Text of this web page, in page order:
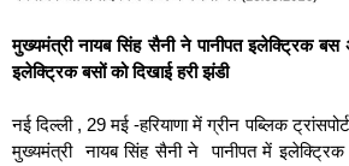
मुख्यमंत्री नायब सिंह सैनी ने पानीपत इलेक्ट्रिक
इलेक्ट्रिक बसों को दिखाई हरी झंडी
नई दिल्ली , 29 मई -हरियाणा में ग्रीन पब्लिक
मुख्यमंत्री नायब सिंह सैनी ने पानीपत में इलेक्ट्रिक